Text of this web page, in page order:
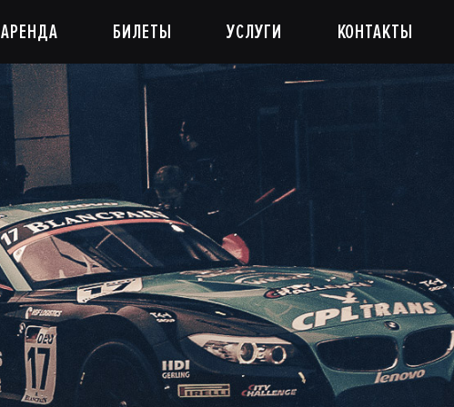
АРЕНДА БИЛЕТЫ УСЛУГИ КОНТАКТЫ